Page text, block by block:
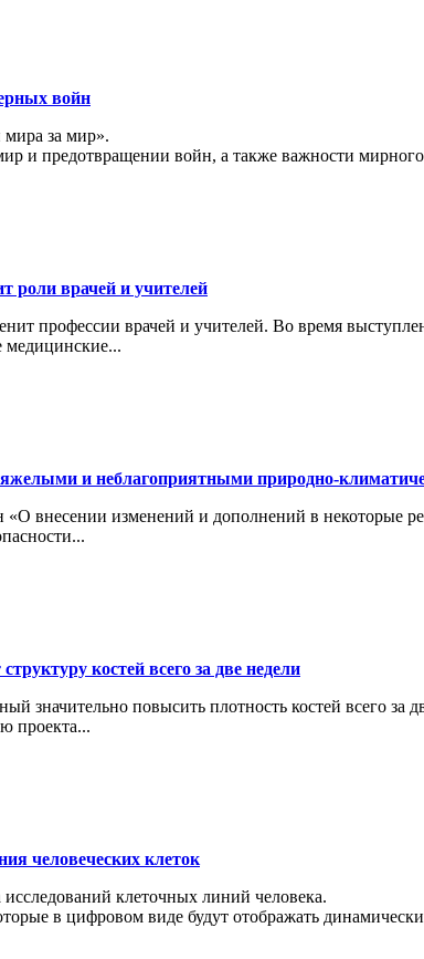
войн
мира за мир».
и предотвращении войн, а также важности
роли врачей и учителей
профессии врачей и учителей. Во время
медицинские...
и неблагоприятными природно-
внесении изменений и дополнений в некоторые
костей всего за две недели
повысить плотность костей всего за
проекта...
человеческих клеток
клеточных линий человека.
в цифровом виде будут отображать